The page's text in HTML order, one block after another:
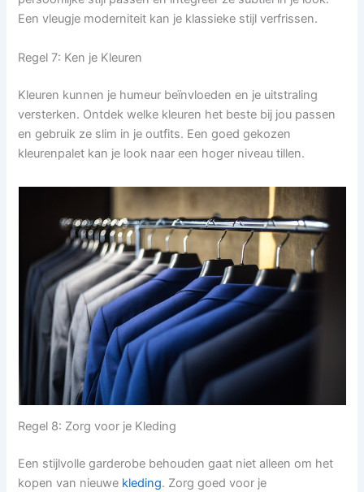
Een vleugje moderniteit kan je klassieke stijl verfrissen.
Regel 7: Ken je Kleuren
Kleuren kunnen je humeur beïnvloeden en je uitstraling
versterken. Ontdek welke kleuren het beste bij jou passen
en gebruik ze slim in je outfits. Een goed gekozen
kleurenpalet kan je look naar een hoger niveau tillen.
Regel 8: Zorg voor je Kleding
Een stijlvolle garderobe behouden gaat niet alleen om het
kopen van nieuwe kleding. Zorg goed voor je